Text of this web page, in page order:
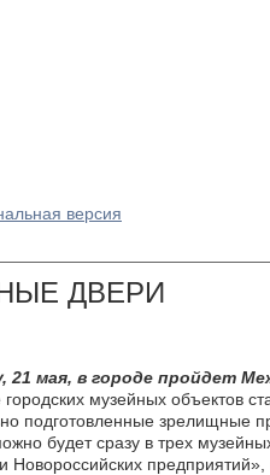
версия
ДВЕРИ
21 мая, в городе пройдет
музейных объектов
подготовленные зрелищные
будет сразу в трех
Новороссийских